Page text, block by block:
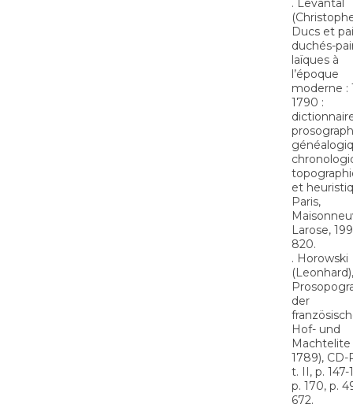
. Levantal
Ducs et
duchés-
laïques à
l’époque
moderne :
1790 :
et
Paris,
Larose,
820.
. Horowski
(Leonhard),
der
Hof- und
Machtelite
1789), CD-
t. II, p. 147-
p. 170, p.
672.